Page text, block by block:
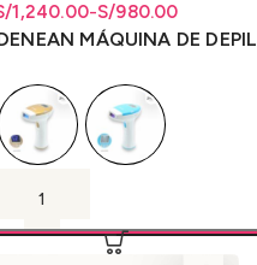
S/980.00
-
1,240.00de precios: desde
980.00 hasta S/1,240.00
de precios: desde
980.00 hasta S/1,240.00
MÁQUINA DE